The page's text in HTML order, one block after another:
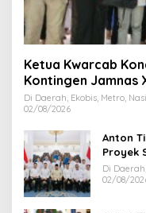
Ketua Kwarcab
Kontingen Jamnas
Di Daerah, Ekobis, Metro,
02/08/2026
Anton
Proyek
Di
02/08/